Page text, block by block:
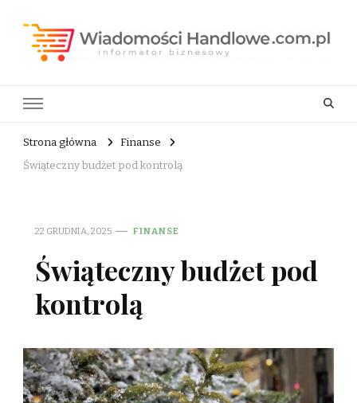
Strona główna
Finanse
Świąteczny budżet pod kontrolą
22 GRUDNIA, 2025 FINANSE
Świąteczny budżet pod
kontrolą